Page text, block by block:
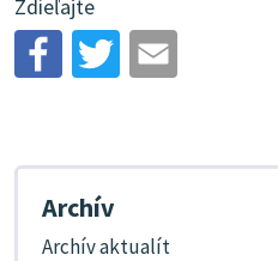
Zdieľajte
Archív
Archív aktualít